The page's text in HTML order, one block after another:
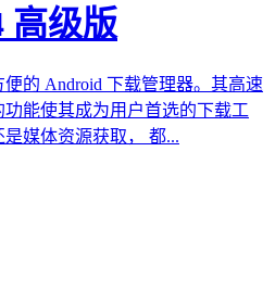
高级版
的 Android 下载管理器。其高速
能使其成为用户首选的下载工
媒体资源获取， 都...